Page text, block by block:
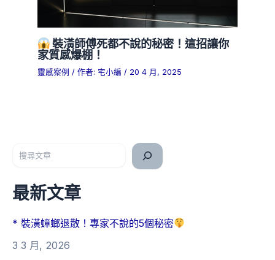
裝潢師傅死都不說的秘密！這招讓你
家質感爆棚！
靈感案例 / 作者: 宅小編 / 20 4 月, 2025
最新文章
* 裝潢蟑螂退散！專家不說的5個秘密
3 3 月, 2026